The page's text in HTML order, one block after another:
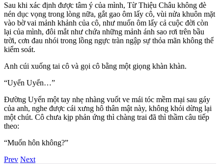
Sau khi xác định được tâm ý của mình, Từ Thiệu Châu không đè
nén dục vọng trong lòng nữa, gắt gao ôm lấy cô, vùi nửa khuôn mặt
vào bờ vai mảnh khảnh của cô, như muốn ôm lấy cả cuộc đời còn
lại của mình, đôi mắt như chứa những mảnh ánh sao rơi trên bầu
trời, cơn đau nhói trong lồng ngực tràn ngập sự thỏa mãn không thể
kiểm soát.
Anh cúi xuống tai cô và gọi cô bằng một giọng khàn khàn.
“Uyển Uyển…”
Đường Uyển một tay nhẹ nhàng vuốt ve mái tóc mềm mại sau gáy
của anh, nghe được cái xưng hô thân mật này, không khỏi dừng lại
một chút. Cô chưa kịp phản ứng thì chàng trai đã thì thầm câu tiếp
theo:
“Muốn hôn không?”
Prev Next